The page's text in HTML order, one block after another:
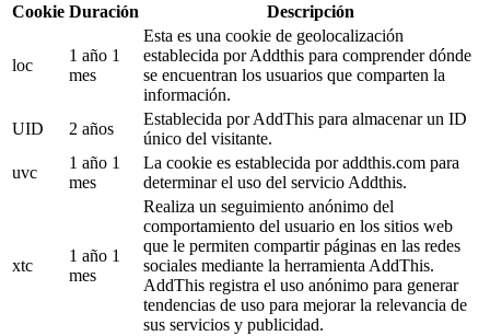
Cookie Duración Descripción
loc
1 año 1
mes
Esta es una cookie de geolocalización
establecida por Addthis para comprender dónde
se encuentran los usuarios que comparten la
información.
UID
2 años
Establecida por AddThis para almacenar un ID
único del visitante.
uvc
1 año 1
mes
La cookie es establecida por addthis.com para
determinar el uso del servicio Addthis.
xtc
1 año 1
mes
Realiza un seguimiento anónimo del
comportamiento del usuario en los sitios web
que le permiten compartir páginas en las redes
sociales mediante la herramienta AddThis.
AddThis registra el uso anónimo para generar
tendencias de uso para mejorar la relevancia de
sus servicios y publicidad.